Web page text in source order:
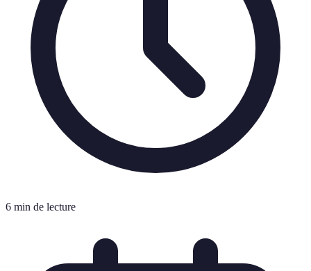
6 min de lecture